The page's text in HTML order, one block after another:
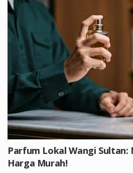
Parfum Lokal Wangi Sultan:
Harga Murah!